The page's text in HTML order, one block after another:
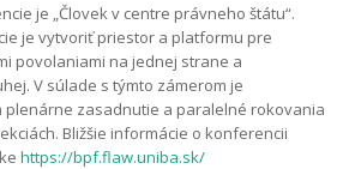
je „Človek v centre právneho štátu“.
je vytvoriť priestor a platformu pre
povolaniami na jednej strane a
V súlade s týmto zámerom je
zasadnutie a paralelné rokovania
Bližšie informácie o konferencii
https://bpf.flaw.uniba.sk/